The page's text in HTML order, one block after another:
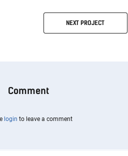
NEXTPROJECT
Comment
login to leave a comment